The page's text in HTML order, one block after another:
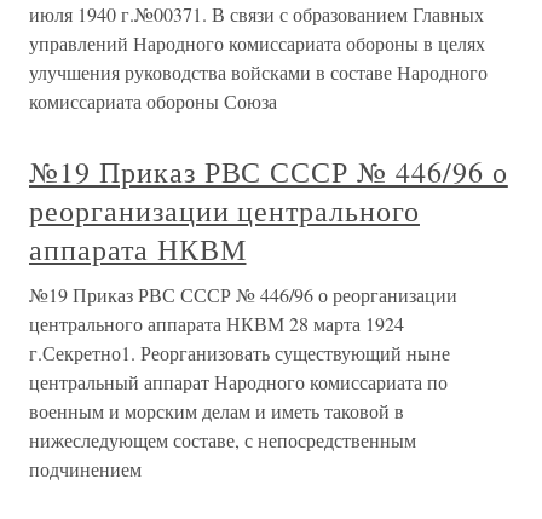
июля 1940 г.№00371. В связи с образованием Главных
управлений Народного комиссариата обороны в целях
улучшения руководства войсками в составе Народного
комиссариата обороны Союза
№19 Приказ РВС СССР № 446/96 о
реорганизации центрального
аппарата НКВМ
№19 Приказ РВС СССР № 446/96 о реорганизации
центрального аппарата НКВМ 28 марта 1924
г.Секретно1. Реорганизовать существующий ныне
центральный аппарат Народного комиссариата по
военным и морским делам и иметь таковой в
нижеследующем составе, с непосредственным
подчинением